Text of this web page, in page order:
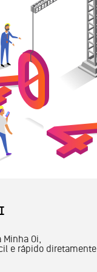
Oi,
e rápido diretamente